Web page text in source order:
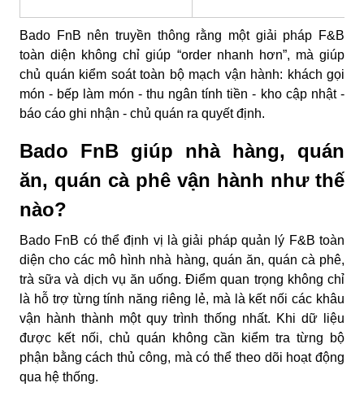
Bado FnB nên truyền thông rằng một giải pháp F&B
toàn diện không chỉ giúp “order nhanh hơn”, mà giúp
chủ quán kiểm soát toàn bộ mạch vận hành: khách gọi
món - bếp làm món - thu ngân tính tiền - kho cập nhật -
báo cáo ghi nhận - chủ quán ra quyết định.
Bado FnB giúp nhà hàng, quán
ăn, quán cà phê vận hành như thế
nào?
Bado FnB có thể định vị là giải pháp quản lý F&B toàn
diện cho các mô hình nhà hàng, quán ăn, quán cà phê,
trà sữa và dịch vụ ăn uống. Điểm quan trọng không chỉ
là hỗ trợ từng tính năng riêng lẻ, mà là kết nối các khâu
vận hành thành một quy trình thống nhất. Khi dữ liệu
được kết nối, chủ quán không cần kiểm tra từng bộ
phận bằng cách thủ công, mà có thể theo dõi hoạt động
qua hệ thống.